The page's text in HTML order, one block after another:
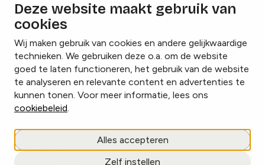
Deze website maakt gebruik van
cookies
Wij maken gebruik van cookies en andere gelijkwaardige
technieken. We gebruiken deze o.a. om de website
goed te laten functioneren, het gebruik van de website
te analyseren en relevante content en advertenties te
kunnen tonen. Voor meer informatie, lees ons
cookiebeleid.
Alles accepteren
Zelf instellen
Lees onze Festival Specials
InstagramFacebookLinkedIn
Cookies beheren
Privacy policy